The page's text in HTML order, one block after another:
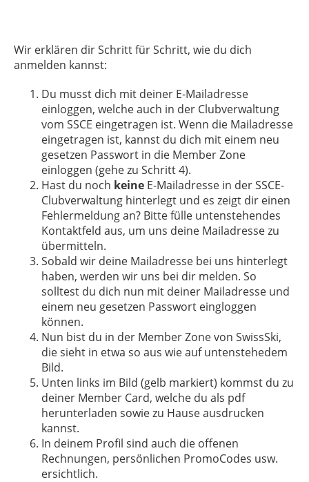
Wir erklären dir Schritt für Schritt, wie du dich
anmelden kannst:
Du musst dich mit deiner E-Mailadresse
einloggen, welche auch in der Clubverwaltung
vom SSCE eingetragen ist. Wenn die Mailadresse
eingetragen ist, kannst du dich mit einem neu
gesetzen Passwort in die Member Zone
einloggen (gehe zu Schritt 4).
Hast du noch keine E-Mailadresse in der SSCE-
Clubverwaltung hinterlegt und es zeigt dir einen
Fehlermeldung an? Bitte fülle untenstehendes
Kontaktfeld aus, um uns deine Mailadresse zu
übermitteln.
Sobald wir deine Mailadresse bei uns hinterlegt
haben, werden wir uns bei dir melden. So
solltest du dich nun mit deiner Mailadresse und
einem neu gesetzen Passwort eingloggen
können.
Nun bist du in der Member Zone von SwissSki,
die sieht in etwa so aus wie auf untenstehedem
Bild.
Unten links im Bild (gelb markiert) kommst du zu
deiner Member Card, welche du als pdf
herunterladen sowie zu Hause ausdrucken
kannst.
In deinem Profil sind auch die offenen
Rechnungen, persönlichen PromoCodes usw.
ersichtlich.